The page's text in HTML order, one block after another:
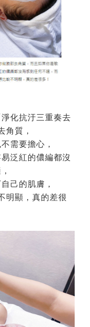
化抗汙三重奏去
角質，
需要擔心，
泛紅的儂編都沒
己的肌膚，
明顯，真的差很